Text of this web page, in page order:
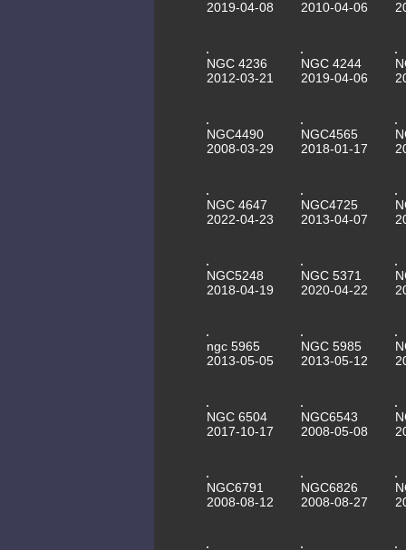
2019-04-08
2010-04-06
NGC 4236
2012-03-21
NGC 4244
2019-04-06
NGC4490
2008-03-29
NGC4565
2018-01-17
NGC 4647
2022-04-23
NGC4725
2013-04-07
NGC5248
2018-04-19
NGC 5371
2020-04-22
ngc 5965
2013-05-05
NGC 5985
2013-05-12
NGC 6504
2017-10-17
NGC6543
2008-05-08
NGC6791
2008-08-12
NGC6826
2008-08-27